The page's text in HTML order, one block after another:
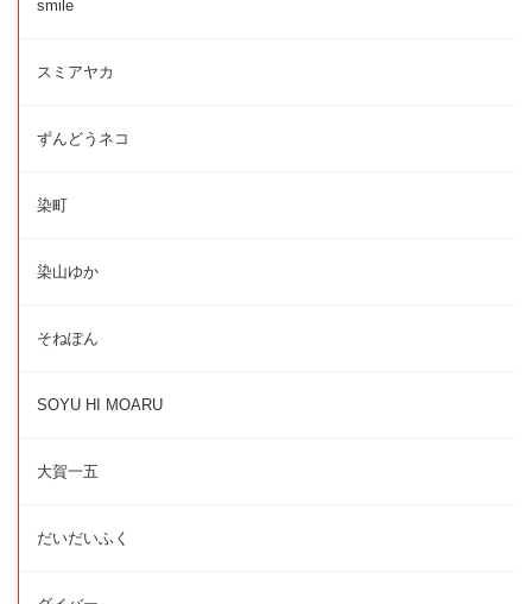
smile
スミアヤカ
ずんどうネコ
染町
染山ゆか
そねぽん
SOYU HI MOARU
大賀一五
だいだいふく